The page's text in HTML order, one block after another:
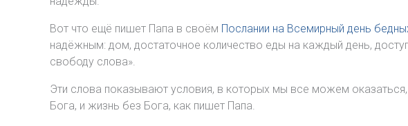
Вот что ещё пишет Папа в своём Послании на Всемирный день
надёжным: дом, достаточное количество еды на каждый день,
свободу слова».
Эти слова показывают условия, в которых мы все можем
Бога, и жизнь без Бога, как пишет Папа.